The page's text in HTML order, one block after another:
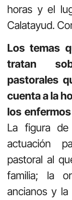
horas y el
Calatayud.
Los temas
tratan
pastorales
cuenta a la
los
La figura
actuación
pastoral al
familia; la
ancianos y